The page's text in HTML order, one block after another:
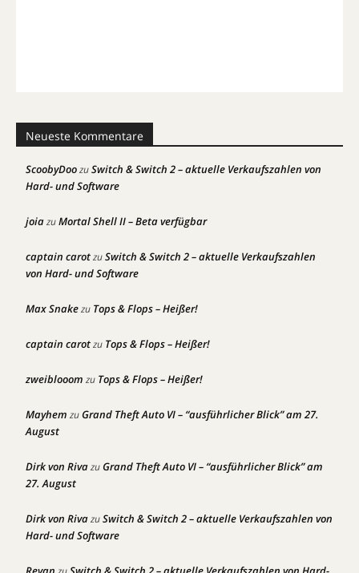
Neueste Kommentare
ScoobyDoozuSwitch & Switch 2 – aktuelle Verkaufszahlen von
Hard- und Software
joiazuMortal Shell II – Beta verfügbar
captain carotzuSwitch & Switch 2 – aktuelle Verkaufszahlen
von Hard- und Software
Max Snakezu Tops & Flops – Heißer!
captain carotzu Tops & Flops – Heißer!
zweiblooom zu Tops & Flops – Heißer!
Mayhem zuGrand Theft Auto VI – “ausführlicher Blick” am 27.
August
Dirk von RivazuGrand Theft Auto VI – “ausführlicher Blick” am
27. August
Dirk von RivazuSwitch & Switch 2 – aktuelle Verkaufszahlen von
Hard- und Software